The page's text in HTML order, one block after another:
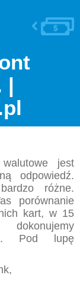
|
jest
odpowiedź.
różne.
porównanie
kart, w 15
. Pod lupę